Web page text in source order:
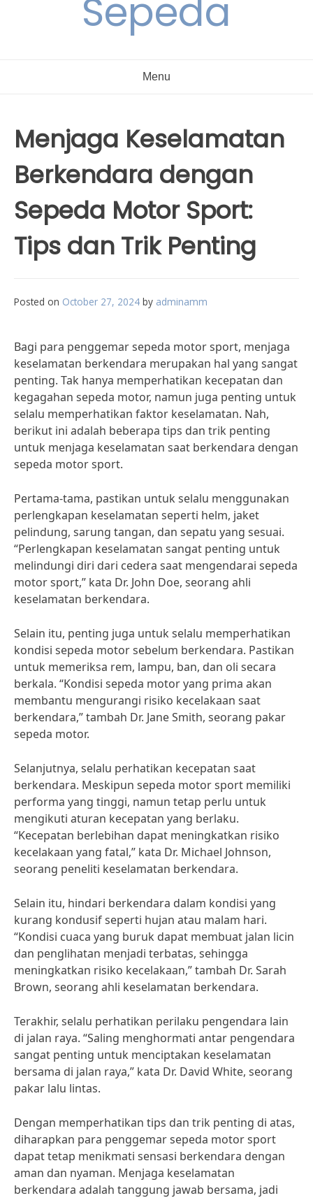
Sepeda
Menu
Menjaga Keselamatan
Berkendara dengan
Sepeda Motor Sport:
Tips dan Trik Penting
Posted on October 27, 2024 by adminamm
Bagi para penggemar sepeda motor sport, menjaga
keselamatan berkendara merupakan hal yang sangat
penting. Tak hanya memperhatikan kecepatan dan
kegagahan sepeda motor, namun juga penting untuk
selalu memperhatikan faktor keselamatan. Nah,
berikut ini adalah beberapa tips dan trik penting
untuk menjaga keselamatan saat berkendara dengan
sepeda motor sport.
Pertama-tama, pastikan untuk selalu menggunakan
perlengkapan keselamatan seperti helm, jaket
pelindung, sarung tangan, dan sepatu yang sesuai.
“Perlengkapan keselamatan sangat penting untuk
melindungi diri dari cedera saat mengendarai sepeda
motor sport,” kata Dr. John Doe, seorang ahli
keselamatan berkendara.
Selain itu, penting juga untuk selalu memperhatikan
kondisi sepeda motor sebelum berkendara. Pastikan
untuk memeriksa rem, lampu, ban, dan oli secara
berkala. “Kondisi sepeda motor yang prima akan
membantu mengurangi risiko kecelakaan saat
berkendara,” tambah Dr. Jane Smith, seorang pakar
sepeda motor.
Selanjutnya, selalu perhatikan kecepatan saat
berkendara. Meskipun sepeda motor sport memiliki
performa yang tinggi, namun tetap perlu untuk
mengikuti aturan kecepatan yang berlaku.
“Kecepatan berlebihan dapat meningkatkan risiko
kecelakaan yang fatal,” kata Dr. Michael Johnson,
seorang peneliti keselamatan berkendara.
Selain itu, hindari berkendara dalam kondisi yang
kurang kondusif seperti hujan atau malam hari.
“Kondisi cuaca yang buruk dapat membuat jalan licin
dan penglihatan menjadi terbatas, sehingga
meningkatkan risiko kecelakaan,” tambah Dr. Sarah
Brown, seorang ahli keselamatan berkendara.
Terakhir, selalu perhatikan perilaku pengendara lain
di jalan raya. “Saling menghormati antar pengendara
sangat penting untuk menciptakan keselamatan
bersama di jalan raya,” kata Dr. David White, seorang
pakar lalu lintas.
Dengan memperhatikan tips dan trik penting di atas,
diharapkan para penggemar sepeda motor sport
dapat tetap menikmati sensasi berkendara dengan
aman dan nyaman. Menjaga keselamatan
berkendara adalah tanggung jawab bersama, jadi